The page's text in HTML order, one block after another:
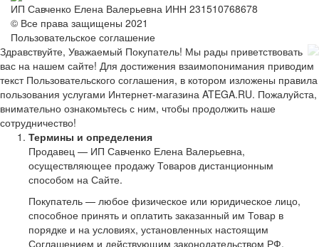
ИП Савченко Елена Валерьевна ИНН 231510768678
© Все права защищены 2021
Пользовательское соглашение
Здравствуйте, Уважаемый Покупатель! Мы рады приветствовать
вас на нашем сайте! Для достижения взаимопонимания приводим
текст Пользовательского соглашения, в котором изложены правила
пользования услугами Интернет-магазина ATEGA.RU. Пожалуйста,
внимательно ознакомьтесь с ним, чтобы продолжить наше
сотрудничество!
Термины и определения
Продавец — ИП Савченко Елена Валерьевна,
осуществляющее продажу Товаров дистанционным
способом на Сайте.
Покупатель — любое физическое или юридическое лицо,
способное принять и оплатить заказанный им Товар в
порядке и на условиях, установленных настоящим
Соглашением и действующим законодательством РФ.